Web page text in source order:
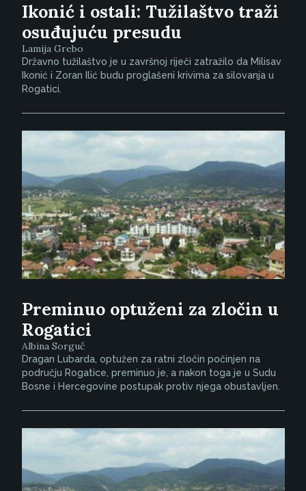
Ikonić i ostali: Tužilaštvo traži
osuđujuću presudu
Lamija Grebo
Državno tužilaštvo je u završnoj riječi zatražilo da Milisav
Ikonić i Zoran Ilić budu proglašeni krivima za silovanja u
Rogatici.
Preminuo optuženi za zločin u
Rogatici
Albina Sorguč
Dragan Lubarda, optužen za ratni zločin počinjen na
području Rogatice, preminuo je, a nakon toga je u Sudu
Bosne i Hercegovine postupak protiv njega obustavljen.